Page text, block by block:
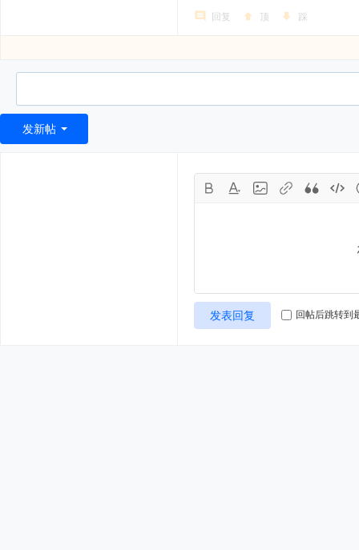
回复 顶 踩
发新帖
发表回复 回帖后跳转到